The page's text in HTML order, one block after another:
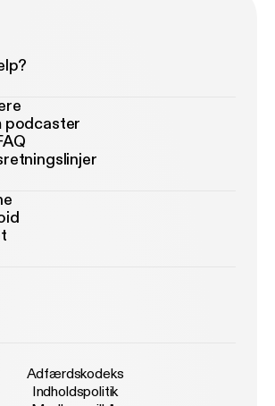
podcaster
Adfærdskodeks
Indholdspolitik